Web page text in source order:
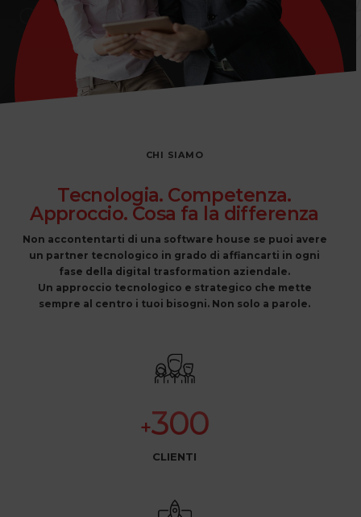
CHI SIAMO
Tecnologia. Competenza.
Approccio. Cosa fa la differenza
Non accontentarti di una software house se puoi avere
un partner tecnologico in grado di affiancarti in ogni
fase della digital trasformation aziendale.
Un approccio tecnologico e strategico che mette
sempre al centro i tuoi bisogni. Non solo a parole.
+300
CLIENTI